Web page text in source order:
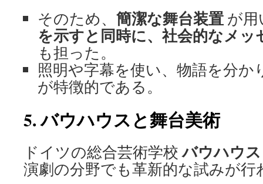
そのため、 簡潔な舞台装置 が
を示すと同時に、社会的なメッ
も担った。
照明や字幕を使い、物語を分か
が特徴的である。
5. バウハウスと舞台美術
ドイツの総合芸術学校バウハウ
演劇の分野でも革新的な試みが行